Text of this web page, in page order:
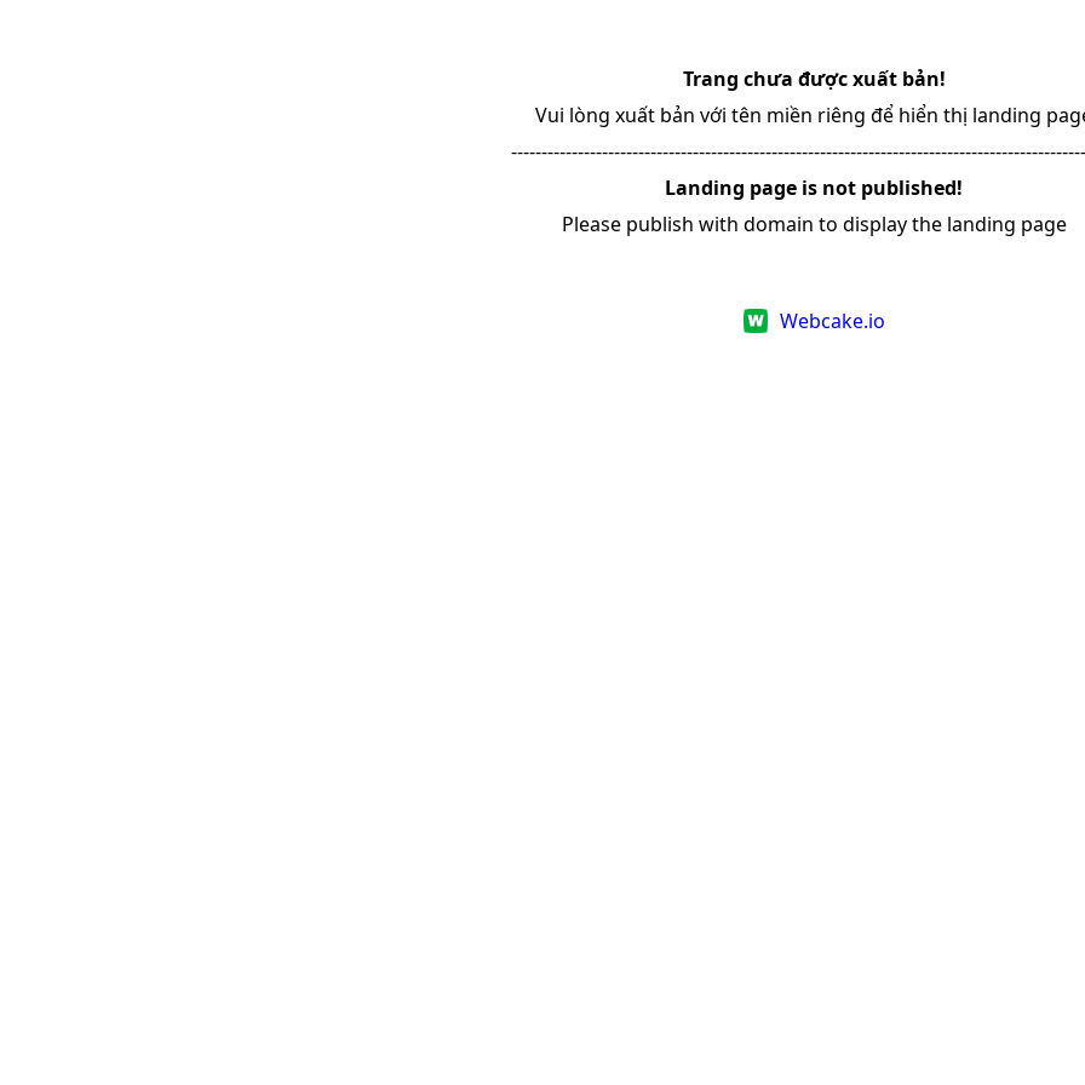
Trang chưa được xuất bản!
Vui lòng xuất bản với tên miền riêng để hiển thị landing
Landing page is not published!
Please publish with domain to display the landing page
Webcake.io